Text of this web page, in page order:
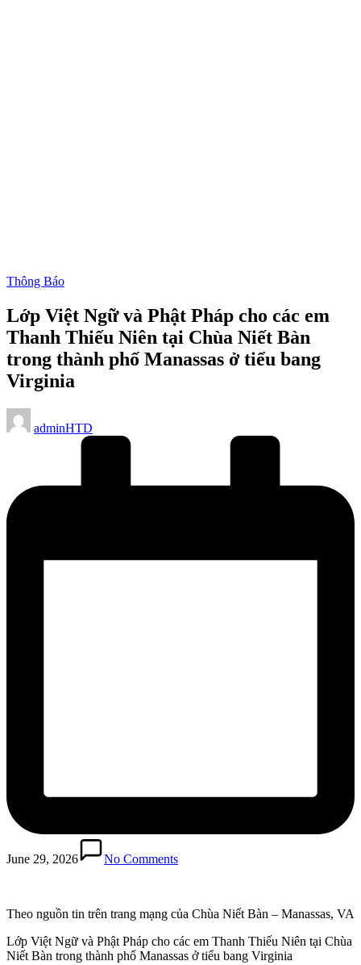
Posted
Thông Báo
Lớp Việt Ngữ và Phật Pháp cho các em
Thanh Thiếu Niên tại Chùa Niết Bàn
trong thành phố Manassas ở tiểu bang
Virginia
Posted
by
adminHTD
June 29, 2026 No Comments
Theo nguồn tin trên trang mạng của Chùa Niết Bàn – Manassas, VA
Lớp Việt Ngữ và Phật Pháp cho các em Thanh Thiếu Niên tại Chùa
Niết Bàn trong thành phố Manassas ở tiểu bang Virginia